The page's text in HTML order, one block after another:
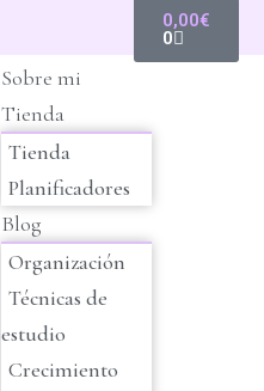
0,00€
0
Sobre mi
Tienda
Tienda
Planificadores
Blog
Organización
Técnicas de
estudio
Crecimiento